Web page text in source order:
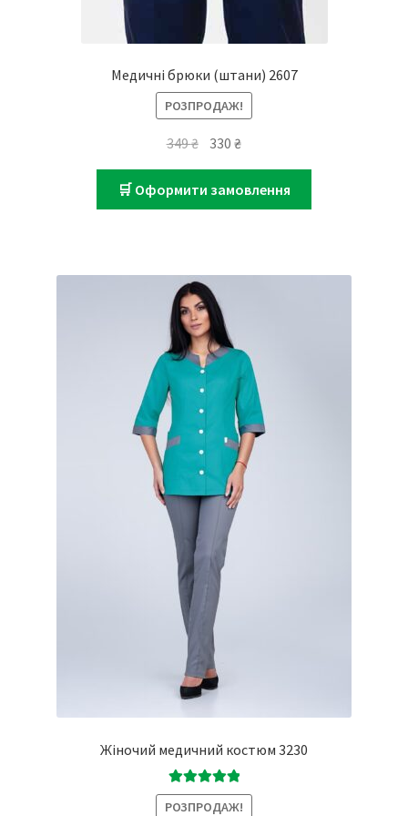
Медичні брюки (штани) 2607
РОЗПРОДАЖ!
349₴ Оригінальна
349 ₴.
330₴Поточна
330 ₴.
🛒 Оформити замовлення
Жіночий медичний костюм 3230
Оцінено в
РОЗПРОДАЖ!